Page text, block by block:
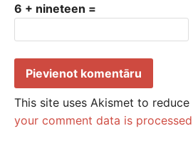
6 + nineteen =
This site uses Akismet to reduce
your comment data is